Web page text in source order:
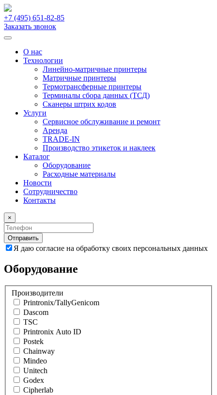
+7 (495) 651-82-85
Заказать звонок
О нас
Технологии
Линейно-матричные принтеры
Матричные принтеры
Термотрансферные принтеры
Терминалы сбора данных (ТСД)
Сканеры штрих кодов
Услуги
Сервисное обслуживание и ремонт
Аренда
TRADE-IN
Производство этикеток и наклеек
Каталог
Оборудование
Расходные материалы
Новости
Сотрудничество
Контакты
×
Отправить
Я даю согласие на обработку своих персональных данных
Оборудование
Производители
Printronix/TallyGenicom
Dascom
TSC
Printronix Auto ID
Postek
Chainway
Mindeo
Unitech
Godex
Cipherlab